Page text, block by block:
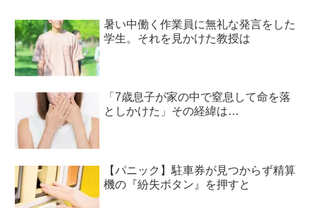
暑い中働く作業員に無礼な発言をした
学生。それを見かけた教授は
「7歳息子が家の中で窒息して命を落
としかけた」その経緯は…
【パニック】駐車券が見つからず精算
機の『紛失ボタン』を押すと